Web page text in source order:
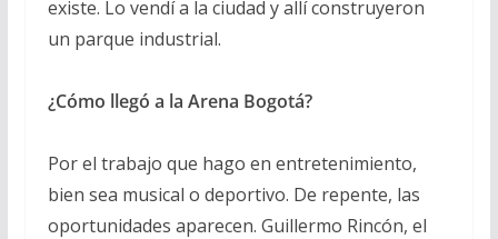
existe. Lo vendí a la ciudad y allí construyeron
un parque industrial.
¿Cómo llegó a la Arena Bogotá?
Por el trabajo que hago en entretenimiento,
bien sea musical o deportivo. De repente, las
oportunidades aparecen. Guillermo Rincón, el